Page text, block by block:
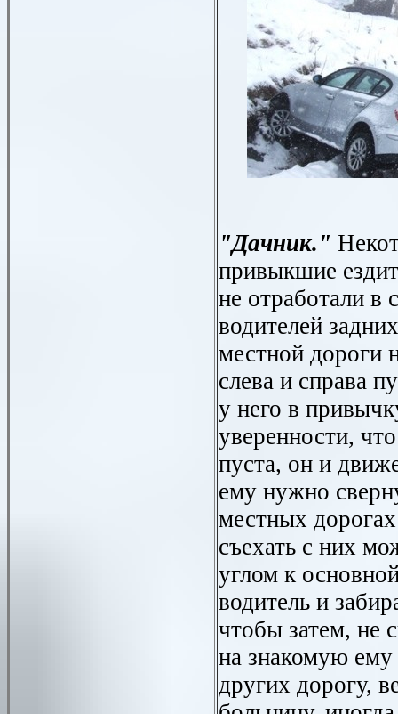
"Дачник."
привыкшие
не отработали в
водителей
местной дороги
слева и справа
у него в
уверенности,
пуста, он и
ему нужно
местных
съехать с них
углом к
водитель и
чтобы затем, не
на знакомую
других дорогу,